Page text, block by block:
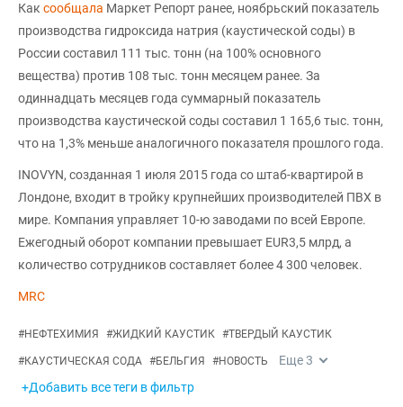
Как сообщала Маркет Репорт ранее, ноябрьский показатель
производства гидроксида натрия (каустической соды) в
России составил 111 тыс. тонн (на 100% основного
вещества) против 108 тыс. тонн месяцем ранее. За
одиннадцать месяцев года суммарный показатель
производства каустической соды составил 1 165,6 тыс. тонн,
что на 1,3% меньше аналогичного показателя прошлого года.
INOVYN, созданная 1 июля 2015 года со штаб-квартирой в
Лондоне, входит в тройку крупнейших производителей ПВХ в
мире. Компания управляет 10-ю заводами по всей Европе.
Ежегодный оборот компании превышает EUR3,5 млрд, а
количество сотрудников составляет более 4 300 человек.
MRC
#НЕФТЕХИМИЯ #ЖИДКИЙ КАУСТИК #ТВЕРДЫЙ КАУСТИК
#КАУСТИЧЕСКАЯ СОДА #БЕЛЬГИЯ #НОВОСТЬ Еще3
+Добавить все теги в фильтр